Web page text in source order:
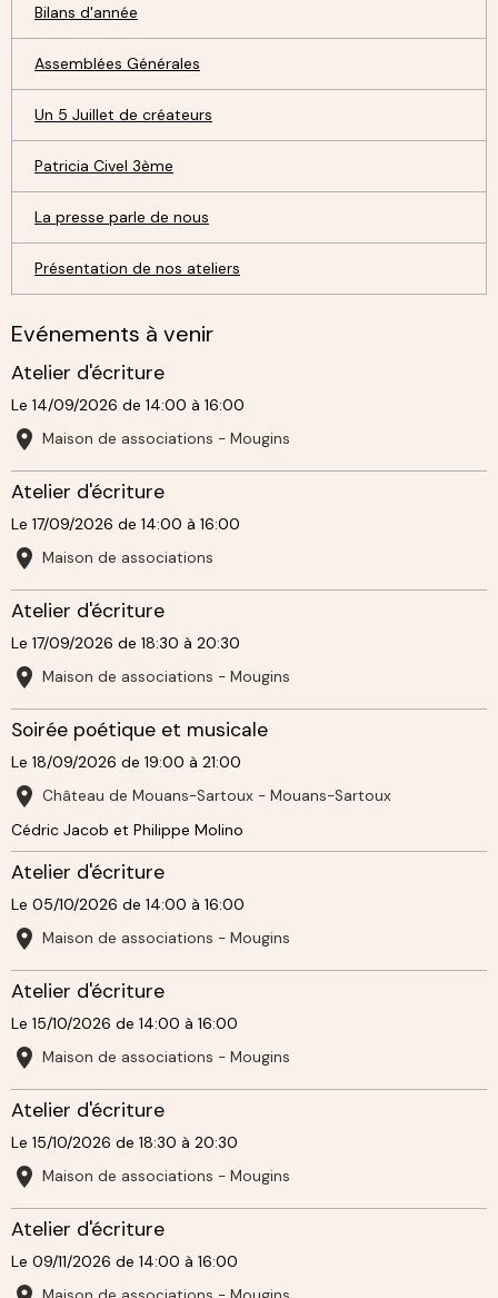
Bilans d'année
Assemblées Générales
Un 5 Juillet de créateurs
Patricia Civel 3ème
La presse parle de nous
Présentation de nos ateliers
Evénements à venir
Atelier d'écriture
Le 14/09/2026 de 14:00 à 16:00
Maison de associations - Mougins
Atelier d'écriture
Le 17/09/2026 de 14:00 à 16:00
Maison de associations
Atelier d'écriture
Le 17/09/2026 de 18:30 à 20:30
Maison de associations - Mougins
Soirée poétique et musicale
Le 18/09/2026 de 19:00 à 21:00
Château de Mouans-Sartoux - Mouans-Sartoux
Cédric Jacob et Philippe Molino
Atelier d'écriture
Le 05/10/2026 de 14:00 à 16:00
Maison de associations - Mougins
Atelier d'écriture
Le 15/10/2026 de 14:00 à 16:00
Maison de associations - Mougins
Atelier d'écriture
Le 15/10/2026 de 18:30 à 20:30
Maison de associations - Mougins
Atelier d'écriture
Le 09/11/2026 de 14:00 à 16:00